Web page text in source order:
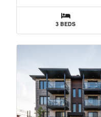
3 BEDS